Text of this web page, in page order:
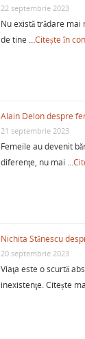
22 septembrie 2023
Nu există trădare mai
de tine …Citește în
Alain Delon despre
21 septembrie 2023
Femeile au devenit
diferenţe, nu mai …
Nichita Stănescu
20 septembrie 2023
Viaţa este o scurtă
inexistenţe. Citește